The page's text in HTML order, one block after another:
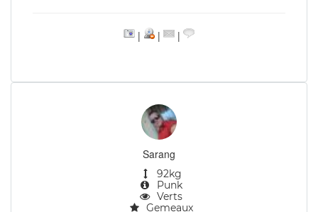
| | |
Sarang
92kg
Punk
Verts
Gemeaux